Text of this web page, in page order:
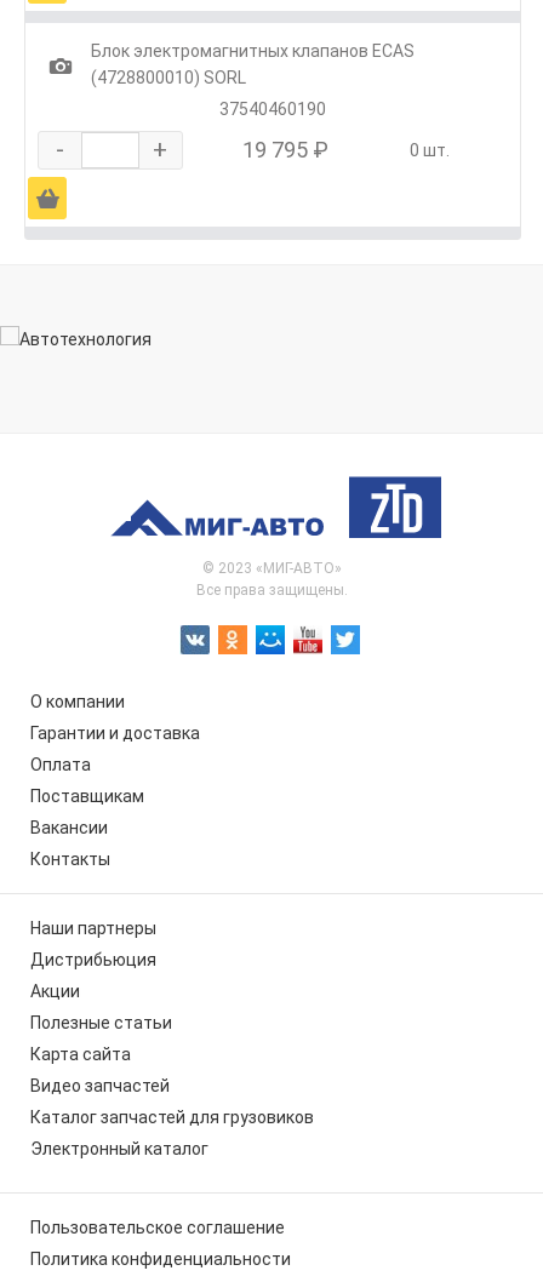
1
Блок электромагнитных клапанов ECAS
(4728800010) SORL
37540460190
- + 19 795 ₽ 0 шт.
Ä
© 2023 «МИГ-АВТО»
Все права защищены.
О компании
Гарантии и доставка
Оплата
Поставщикам
Вакансии
Контакты
Наши партнеры
Дистрибьюция
Акции
Полезные статьи
Карта сайта
Видео запчастей
Каталог запчастей для грузовиков
Электронный каталог
Пользовательское соглашение
Политика конфиденциальности